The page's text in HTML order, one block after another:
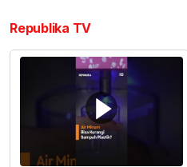
Republika TV